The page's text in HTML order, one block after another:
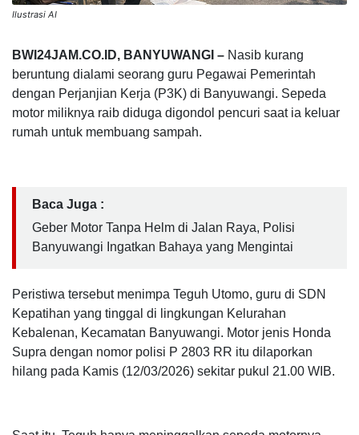
Ilustrasi AI
BWI24JAM.CO.ID, BANYUWANGI – Nasib kurang
beruntung dialami seorang guru Pegawai Pemerintah
dengan Perjanjian Kerja (P3K) di Banyuwangi. Sepeda
motor miliknya raib diduga digondol pencuri saat ia keluar
rumah untuk membuang sampah.
Baca Juga :
Geber Motor Tanpa Helm di Jalan Raya, Polisi
Banyuwangi Ingatkan Bahaya yang Mengintai
Peristiwa tersebut menimpa Teguh Utomo, guru di SDN
Kepatihan yang tinggal di lingkungan Kelurahan
Kebalenan, Kecamatan Banyuwangi. Motor jenis Honda
Supra dengan nomor polisi P 2803 RR itu dilaporkan
hilang pada Kamis (12/03/2026) sekitar pukul 21.00 WIB.